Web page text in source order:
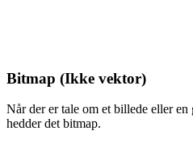
Bitmap (Ikke vektor)
Når der er tale om et billede eller
hedder det bitmap.